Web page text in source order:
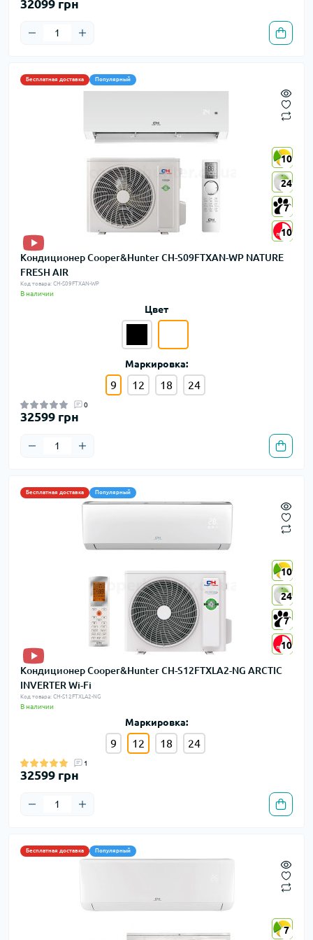
32099 грн
Бесплатная доставка Популярный
10
24
7
10
10
24
7
10
Кондиционер Cooper&Hunter CH-S09FTXAN-WP NATURE
FRESH AIR
Код товара: CH-S09FTXAN-WP
В наличии
Цвет
Маркировка:
9 12 18 24
0
32599 грн
Бесплатная доставка Популярный
10
24
7
10
10
24
7
10
Кондиционер Cooper&Hunter CH-S12FTXLA2-NG ARCTIC
INVERTER Wi-Fi
Код товара: CH-S12FTXLA2-NG
В наличии
Маркировка:
9 12 18 24
1
32599 грн
Бесплатная доставка Популярный
7
7